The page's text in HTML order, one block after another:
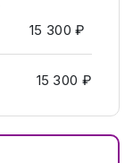
15 300 ₽
15 300 ₽